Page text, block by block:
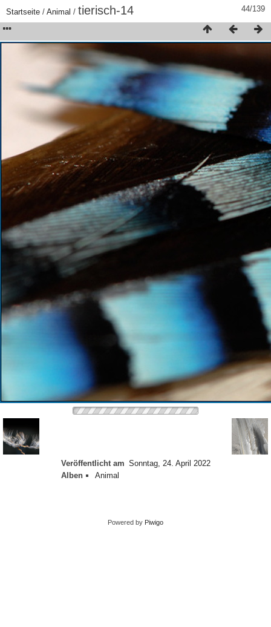
44/139
Startseite / Animal / tierisch-14
Veröffentlicht am Sonntag, 24. April 2022
Alben
Animal
Powered by Piwigo